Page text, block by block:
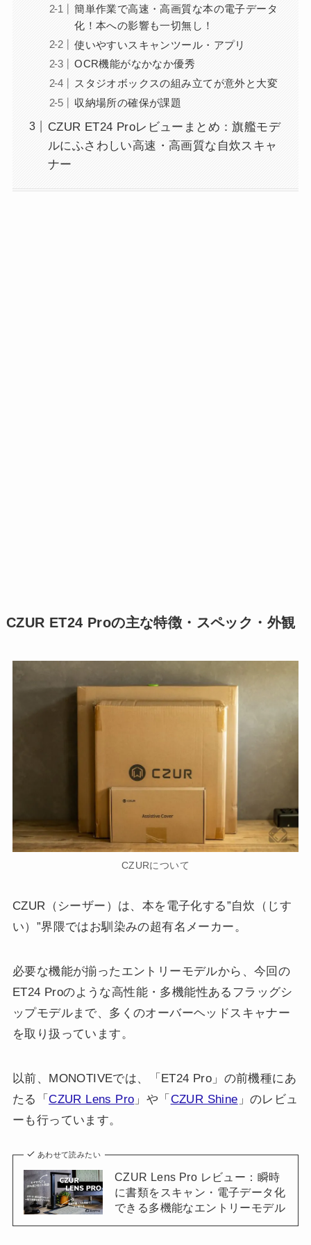
簡単作業で高速・高画質な本の電子データ
化！本への影響も一切無し！
使いやすいスキャンツール・アプリ
OCR機能がなかなか優秀
スタジオボックスの組み立てが意外と大変
収納場所の確保が課題
CZUR ET24 Proレビューまとめ：旗艦モデ
ルにふさわしい高速・高画質な自炊スキャ
ナー
CZUR ET24 Proの主な特徴・スペック・外観
CZURについて
CZUR（シーザー）は、本を電子化する”自炊（じす
い）”界隈ではお馴染みの超有名メーカー。
必要な機能が揃ったエントリーモデルから、今回の
ET24 Proのような高性能・多機能性あるフラッグシ
ップモデルまで、多くのオーバーヘッドスキャナー
を取り扱っています。
以前、MONOTIVEでは、「ET24 Pro」の前機種にあ
たる「CZUR Lens Pro 」や「 CZUR Shine 」のレビュ
ーも行っています。
あわせて読みたい
CZUR Lens Pro レビュー：瞬時
に書類をスキャン・電子データ化
できる多機能なエントリーモデル